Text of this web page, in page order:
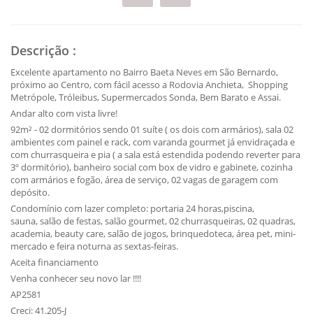
Descrição :
Excelente apartamento no Bairro Baeta Neves em São Bernardo,
próximo ao Centro, com fácil acesso a Rodovia Anchieta, Shopping
Metrópole, Tróleibus, Supermercados Sonda, Bem Barato e Assai.
Andar alto com vista livre!
92m² - 02 dormitórios sendo 01 suíte ( os dois com armários), sala 02
ambientes com painel e rack, com varanda gourmet já envidraçada e
com churrasqueira e pia ( a sala está estendida podendo reverter para
3º dormitório), banheiro social com box de vidro e gabinete, cozinha
com armários e fogão, área de serviço, 02 vagas de garagem com
depósito.
Condomínio com lazer completo: portaria 24 horas,piscina,
sauna, salão de festas, salão gourmet, 02 churrasqueiras, 02 quadras,
academia, beauty care, salão de jogos, brinquedoteca, área pet, mini-
mercado e feira noturna as sextas-feiras.
Aceita financiamento
Venha conhecer seu novo lar !!!!
AP2581
Creci: 41.205-J